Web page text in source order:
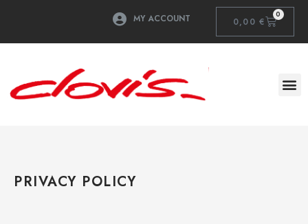
MY ACCOUNT 0,00€
0
PRIVACY POLICY